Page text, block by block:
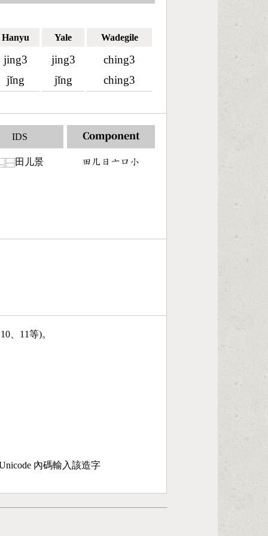
Hanyu Yale Wadegile
jing3
jǐng
jing3
jǐng
ching3
ching3
IDS
⿱田儿景
Component
󶄬󶀶󶃐󶁂󶁶󶂞
、11等)。
內碼輸入該造字